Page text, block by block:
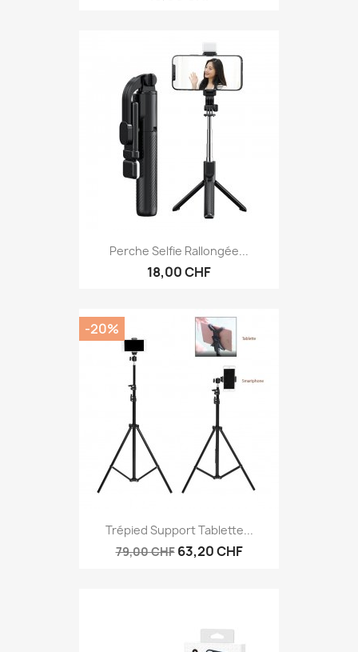
Perche Selfie Rallongée...
18,00 CHF
Trépied Support Tablette...
79,00 CHF 63,20 CHF
-20%